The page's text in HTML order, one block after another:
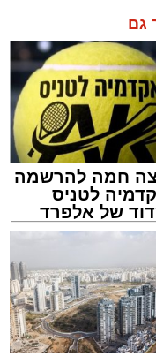
גם
חמה להרשמה
לטניס
של אלפרד
- לילדים